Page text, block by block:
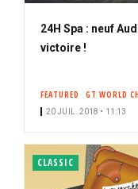
24H Spa : neuf
victoire !
FEATURED GT WORLD
20 JUIL. 2018 • 11:13
CLASSIC